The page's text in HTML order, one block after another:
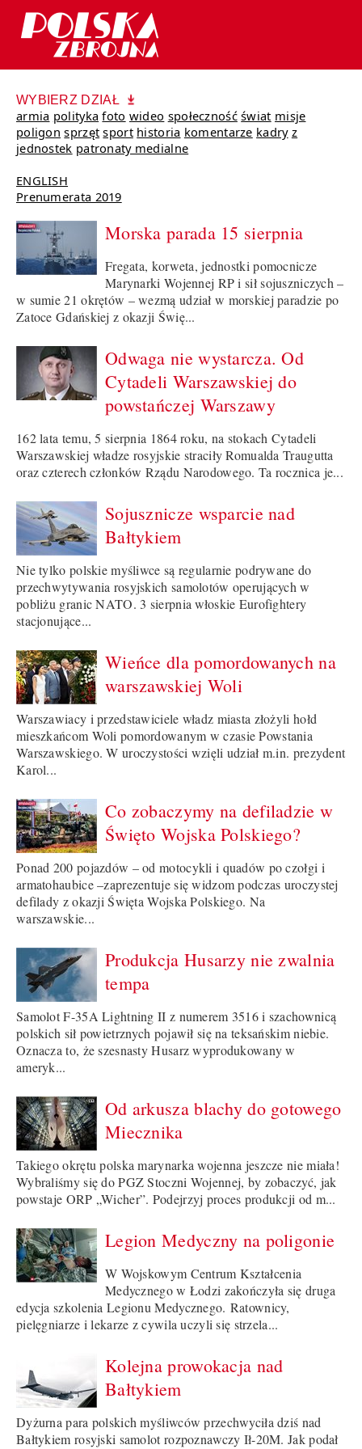
WYBIERZ DZIAŁ
armia polityka foto wideo społeczność świat misje
poligon sprzęt sport historia komentarze kadry z
jednostek patronaty medialne
ENGLISH
Prenumerata 2019
Morska parada 15 sierpnia
Fregata, korweta, jednostki pomocnicze
Marynarki Wojennej RP i sił sojuszniczych –
w sumie 21 okrętów – wezmą udział w morskiej paradzie po
Zatoce Gdańskiej z okazji Świę...
Odwaga nie wystarcza. Od
Cytadeli Warszawskiej do
powstańczej Warszawy
162 lata temu, 5 sierpnia 1864 roku, na stokach Cytadeli
Warszawskiej władze rosyjskie straciły Romualda Traugutta
oraz czterech członków Rządu Narodowego. Ta rocznica je...
Sojusznicze wsparcie nad
Bałtykiem
Nie tylko polskie myśliwce są regularnie podrywane do
przechwytywania rosyjskich samolotów operujących w
pobliżu granic NATO. 3 sierpnia włoskie Eurofightery
stacjonujące...
Wieńce dla pomordowanych na
warszawskiej Woli
Warszawiacy i przedstawiciele władz miasta złożyli hołd
mieszkańcom Woli pomordowanym w czasie Powstania
Warszawskiego. W uroczystości wzięli udział m.in. prezydent
Karol...
Co zobaczymy na defiladzie w
Święto Wojska Polskiego?
Ponad 200 pojazdów – od motocykli i quadów po czołgi i
armatohaubice –zaprezentuje się widzom podczas uroczystej
defilady z okazji Święta Wojska Polskiego. Na
warszawskie...
Produkcja Husarzy nie zwalnia
tempa
Samolot F-35A Lightning II z numerem 3516 i szachownicą
polskich sił powietrznych pojawił się na teksańskim niebie.
Oznacza to, że szesnasty Husarz wyprodukowany w
ameryk...
Od arkusza blachy do gotowego
Miecznika
Takiego okrętu polska marynarka wojenna jeszcze nie miała!
Wybraliśmy się do PGZ Stoczni Wojennej, by zobaczyć, jak
powstaje ORP „Wicher”. Podejrzyj proces produkcji od m...
Legion Medyczny na poligonie
W Wojskowym Centrum Kształcenia
Medycznego w Łodzi zakończyła się druga
edycja szkolenia Legionu Medycznego. Ratownicy,
pielęgniarze i lekarze z cywila uczyli się strzela...
Kolejna prowokacja nad
Bałtykiem
Dyżurna para polskich myśliwców przechwyciła dziś nad
Bałtykiem rosyjski samolot rozpoznawczy Ił-20M. Jak podał